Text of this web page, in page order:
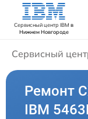
Сервисный центр IBM в
Нижнем Новгороде
Сервисный
Ремонт
IBM